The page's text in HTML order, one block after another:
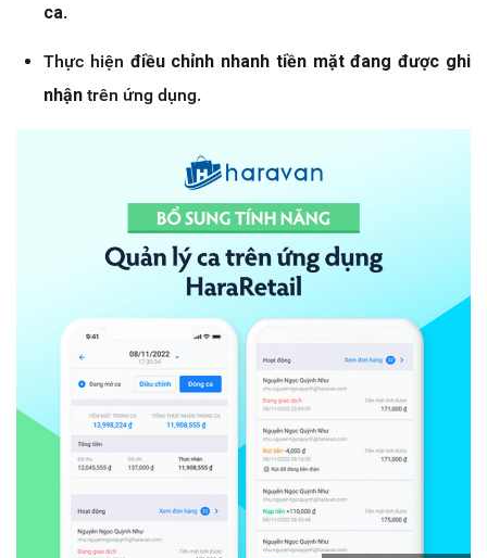
ca.
Thực hiện điều chỉnh nhanh tiền mặt đang được ghi
nhận trên ứng dụng.